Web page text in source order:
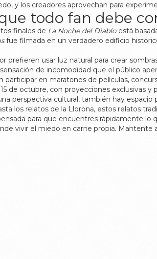
y los creadores aprovechan para
todo fan debe
finales de La Noche del Diabloestá
fue filmada en un verdadero edificio
prefieren usar luz natural para crear
de incomodidad que el público
en maratones de películas,
de octubre, con proyecciones exclusivas
perspectiva cultural, también hay
los relatos de la Llorona, estos relatos
para que encuentres rápidamente lo
vivir el miedo en carne propia.